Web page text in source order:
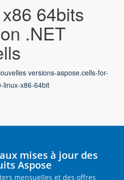
64bits
.NET
versions-aspose.cells-for-
linux-x86-64bit
mises à jour des
Aspose
mensuelles et des offres